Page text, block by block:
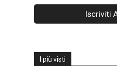
I più visti